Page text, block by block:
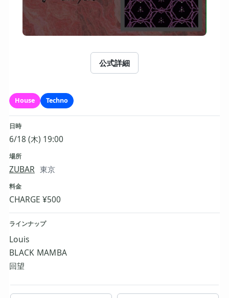
公式詳細
House Techno
日時
6/18 (木) 19:00
場所
ZUBAR 東京
料金
CHARGE ¥500
ラインナップ
Louis
BLACK MAMBA
回望